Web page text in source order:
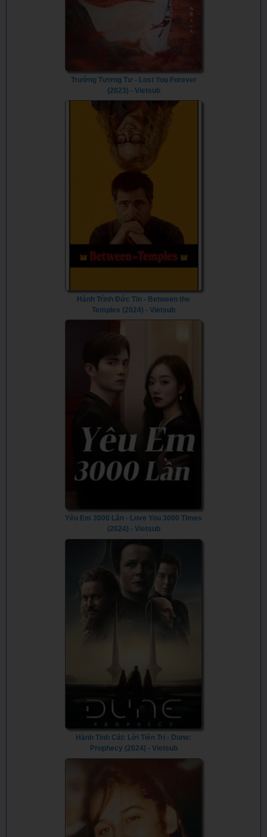
Trường Tương Tư - Lost You Forever
(2023) - Vietsub
Hành Trình Đức Tin - Between the
Temples (2024) - Vietsub
Yêu Em 3000 Lần - Love You 3000 Times
(2024) - Vietsub
Hành Tinh Cát: Lời Tiên Tri - Dune:
Prophecy (2024) - Vietsub